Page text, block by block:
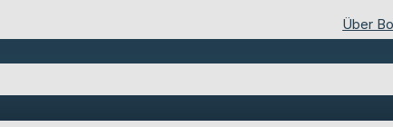
Über